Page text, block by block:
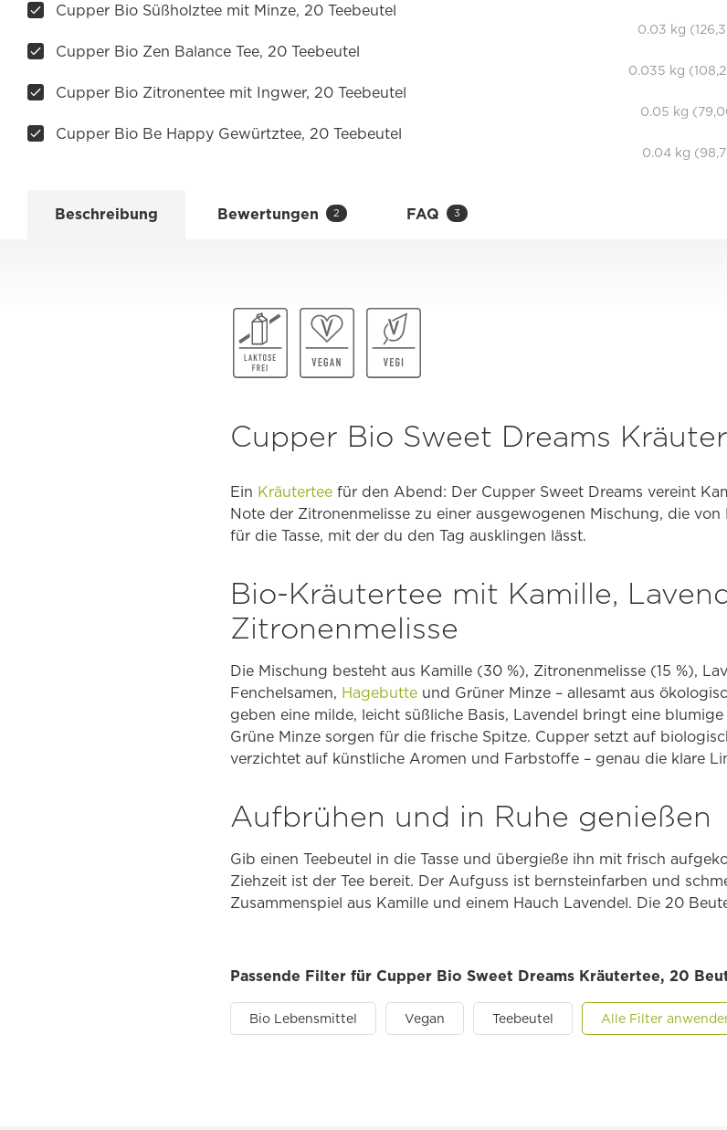
Cupper Bio Süßholztee mit Minze, 20 Teebeutel
0.03 kg
Cupper Bio Zen Balance Tee, 20 Teebeutel
0.035 kg
Cupper Bio Zitronentee mit Ingwer, 20 Teebeutel
0.05 kg
Cupper Bio Be Happy Gewürtztee, 20 Teebeutel
0.04 kg
Beschreibung Bewertungen 2 FAQ 3
Cupper Bio Sweet Dreams
Ein Kräutertee für den Abend: Der Cupper Sweet Dreams vereint
Note der Zitronenmelisse zu einer ausgewogenen Mischung, die
für die Tasse, mit der du den Tag ausklingen lässt.
Bio-Kräutertee mit Kamille,
Zitronenmelisse
Die Mischung besteht aus Kamille (30 %), Zitronenmelisse (15 %),
Fenchelsamen, Hagebutte und Grüner Minze – allesamt aus
geben eine milde, leicht süßliche Basis, Lavendel bringt eine
Grüne Minze sorgen für die frische Spitze. Cupper setzt auf
verzichtet auf künstliche Aromen und Farbstoffe – genau die klare
Aufbrühen und in Ruhe genießen
Gib einen Teebeutel in die Tasse und übergieße ihn mit frisch
Ziehzeit ist der Tee bereit. Der Aufguss ist bernsteinfarben und
Zusammenspiel aus Kamille und einem Hauch Lavendel. Die 20
Passende Filter für Cupper Bio Sweet Dreams Kräutertee, 20
Bio Lebensmittel Vegan Teebeutel Alle Filter